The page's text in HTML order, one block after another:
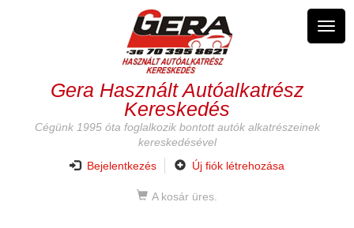
Gera Használt Autóalkatrész
Kereskedés
Cégünk 1995 óta foglalkozik bontott autók alkatrészeinek
kereskedésével
Bejelentkezés
Új fiók létrehozása
A kosár üres.